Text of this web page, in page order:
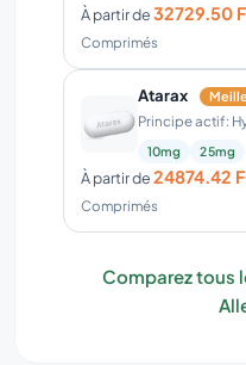
À partir de32729.50
Comprimés
Atarax
Principe actif:
10mg 25mg
À partir de24874.42
Comprimés
Comparez tous